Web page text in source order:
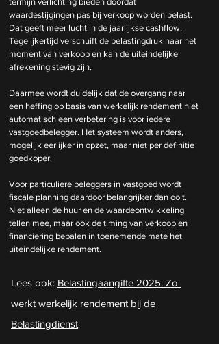
waardestijgingen pas bij verkoop worden belast.
Dat geeft meer lucht in de jaarlijkse cashflow.
Tegelijkertijd verschuift de belastingdruk naar het
moment van verkoop en kan de uiteindelijke
afrekening stevig zijn.
Daarmee wordt duidelijk dat de overgang naar
een heffing op basis van werkelijk rendement niet
automatisch een verbetering is voor iedere
vastgoedbelegger. Het systeem wordt anders,
mogelijk eerlijker in opzet, maar niet per definitie
goedkoper.
Voor particuliere beleggers in vastgoed wordt
fiscale planning daardoor belangrijker dan ooit.
Niet alleen de huur en de waardeontwikkeling
tellen mee, maar ook de timing van verkoop en
financiering bepalen in toenemende mate het
uiteindelijke rendement.
Lees ook: Belastingaangifte 2025: Zo
werkt werkelijk rendement bij de
Belastingdienst